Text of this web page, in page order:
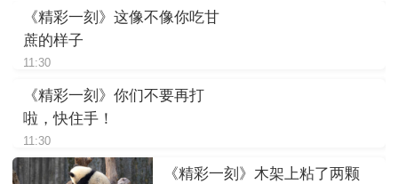
《精彩一刻》这像不像你吃甘
蔗的样子
11:30
《精彩一刻》你们不要再打
啦，快住手！
11:30
《精彩一刻》木架上粘了两颗